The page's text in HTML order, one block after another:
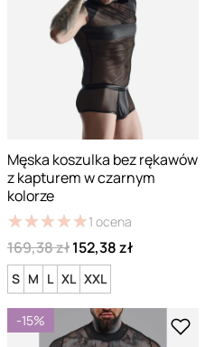
Męska koszulka bez rękawów
z kapturem w czarnym
kolorze
★★★★★
★★★★★1 ocena
169,38 zł152,38 zł
S M L XL XXL
-15%